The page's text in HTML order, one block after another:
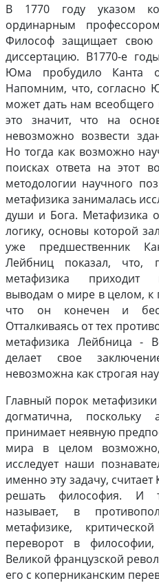
В 1770 году указом
ординарным
Философ защищает свою
диссертацию. В1770-е
Юма пробудило Канта
Напомним, что, согласно
может дать нам
это значит, что на
невозможно возвести
Но тогда как возможно
поисках ответа на этот
методологии научного
метафизика занималась
души и Бога. Метафизика
логику, основы которой
уже предшественник
Лейбниц показал, что,
метафизика приходит
выводам о мире в целом, к
что он конечен и
Отталкиваясь от тех
метафизика Лейбница -
делает свое
невозможна как строгая
Главный порок
догматична, поскольку
принимает неявную
мира в целом
исследует наши
именно эту задачу,
решать философия. И
называет, в
метафизике,
переворот в
Великой французской
его с коперниканским